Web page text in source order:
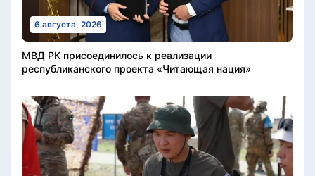
6 августа, 2026
МВД РК присоединилось к реализации
республиканского проекта «Читающая нация»